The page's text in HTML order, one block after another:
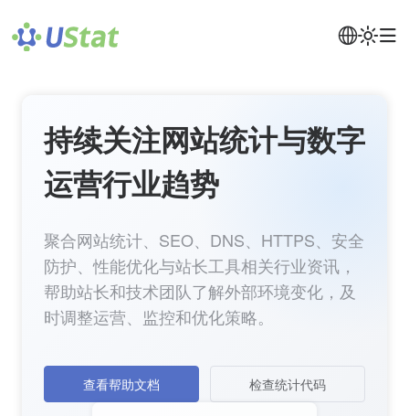
持续关注网站统计与数字
运营行业趋势
聚合网站统计、SEO、DNS、HTTPS、安全
防护、性能优化与站长工具相关行业资讯，
帮助站长和技术团队了解外部环境变化，及
时调整运营、监控和优化策略。
查看帮助文档 检查统计代码